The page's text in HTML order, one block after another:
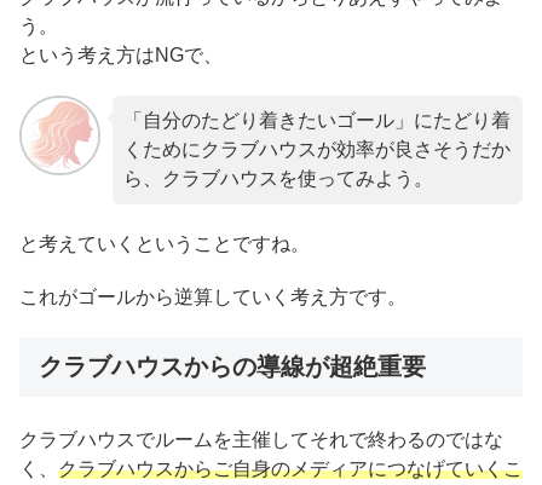
う。
という考え方はNGで、
「自分のたどり着きたいゴール」にたどり着
くためにクラブハウスが効率が良さそうだか
ら、クラブハウスを使ってみよう。
と考えていくということですね。
これがゴールから逆算していく考え方です。
クラブハウスからの導線が超絶重要
クラブハウスでルームを主催してそれで終わるのではな
く、 クラブハウスからご自身のメディアにつなげていくこ